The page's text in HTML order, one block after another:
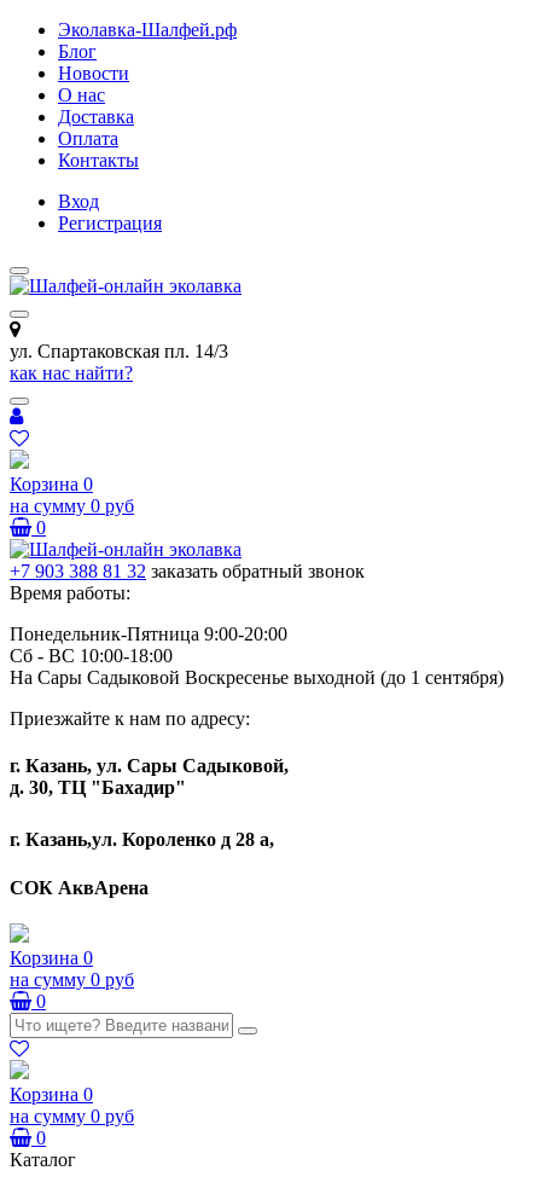
Эколавка-Шалфей.рф
Блог
Новости
О нас
Доставка
Оплата
Контакты
Вход
Регистрация
ул. Спартаковская пл. 14/3
как нас найти?
Корзина 0
на сумму 0 руб
0
+7 903 388 81 32 заказать обратный звонок
Время работы:
Понедельник-Пятница 9:00-20:00
Сб - ВС 10:00-18:00
На Сары Садыковой Воскресенье выходной (до 1 сентября)
Приезжайте к нам по адресу:
г. Казань, ул. Сары Садыковой,
д. 30, ТЦ "Бахадир"
г. Казань,ул. Короленко д 28 а,
СОК АквАрена
Корзина 0
на сумму 0 руб
0
Корзина 0
на сумму 0 руб
0
Каталог